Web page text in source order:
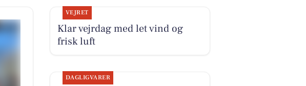
VEJRET
Klar vejrdag med let vind og
frisk luft
DAGLIGVARER